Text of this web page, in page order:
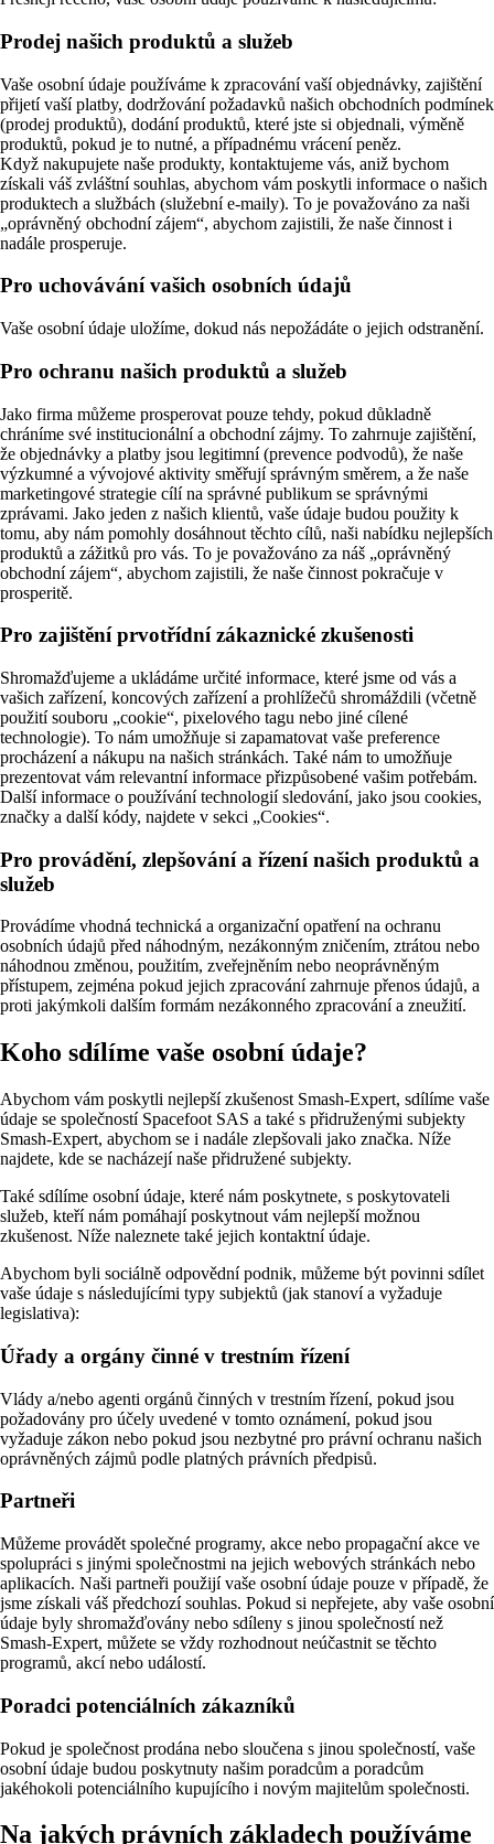
Prodej našich produktů a služeb
Vaše osobní údaje používáme k zpracování vaší objednávky, zajištění
přijetí vaší platby, dodržování požadavků našich obchodních podmínek
(prodej produktů), dodání produktů, které jste si objednali, výměně
produktů, pokud je to nutné, a případnému vrácení peněz.
Když nakupujete naše produkty, kontaktujeme vás, aniž bychom
získali váš zvláštní souhlas, abychom vám poskytli informace o našich
produktech a službách (služební e-maily). To je považováno za naši
„oprávněný obchodní zájem“, abychom zajistili, že naše činnost i
nadále prosperuje.
Pro uchovávání vašich osobních údajů
Vaše osobní údaje uložíme, dokud nás nepožádáte o jejich odstranění.
Pro ochranu našich produktů a služeb
Jako firma můžeme prosperovat pouze tehdy, pokud důkladně
chráníme své institucionální a obchodní zájmy. To zahrnuje zajištění,
že objednávky a platby jsou legitimní (prevence podvodů), že naše
výzkumné a vývojové aktivity směřují správným směrem, a že naše
marketingové strategie cílí na správné publikum se správnými
zprávami. Jako jeden z našich klientů, vaše údaje budou použity k
tomu, aby nám pomohly dosáhnout těchto cílů, naši nabídku nejlepších
produktů a zážitků pro vás. To je považováno za náš „oprávněný
obchodní zájem“, abychom zajistili, že naše činnost pokračuje v
prosperitě.
Pro zajištění prvotřídní zákaznické zkušenosti
Shromažďujeme a ukládáme určité informace, které jsme od vás a
vašich zařízení, koncových zařízení a prohlížečů shromáždili (včetně
použití souboru „cookie“, pixelového tagu nebo jiné cílené
technologie). To nám umožňuje si zapamatovat vaše preference
procházení a nákupu na našich stránkách. Také nám to umožňuje
prezentovat vám relevantní informace přizpůsobené vašim potřebám.
Další informace o používání technologií sledování, jako jsou cookies,
značky a další kódy, najdete v sekci „Cookies“.
Pro provádění, zlepšování a řízení našich produktů a
služeb
Provádíme vhodná technická a organizační opatření na ochranu
osobních údajů před náhodným, nezákonným zničením, ztrátou nebo
náhodnou změnou, použitím, zveřejněním nebo neoprávněným
přístupem, zejména pokud jejich zpracování zahrnuje přenos údajů, a
proti jakýmkoli dalším formám nezákonného zpracování a zneužití.
Koho sdílíme vaše osobní údaje?
Abychom vám poskytli nejlepší zkušenost Smash-Expert, sdílíme vaše
údaje se společností Spacefoot SAS a také s přidruženými subjekty
Smash-Expert, abychom se i nadále zlepšovali jako značka. Níže
najdete, kde se nacházejí naše přidružené subjekty.
Také sdílíme osobní údaje, které nám poskytnete, s poskytovateli
služeb, kteří nám pomáhají poskytnout vám nejlepší možnou
zkušenost. Níže naleznete také jejich kontaktní údaje.
Abychom byli sociálně odpovědní podnik, můžeme být povinni sdílet
vaše údaje s následujícími typy subjektů (jak stanoví a vyžaduje
legislativa):
Úřady a orgány činné v trestním řízení
Vlády a/nebo agenti orgánů činných v trestním řízení, pokud jsou
požadovány pro účely uvedené v tomto oznámení, pokud jsou
vyžaduje zákon nebo pokud jsou nezbytné pro právní ochranu našich
oprávněných zájmů podle platných právních předpisů.
Partneři
Můžeme provádět společné programy, akce nebo propagační akce ve
spolupráci s jinými společnostmi na jejich webových stránkách nebo
aplikacích. Naši partneři použijí vaše osobní údaje pouze v případě, že
jsme získali váš předchozí souhlas. Pokud si nepřejete, aby vaše osobní
údaje byly shromažďovány nebo sdíleny s jinou společností než
Smash-Expert, můžete se vždy rozhodnout neúčastnit se těchto
programů, akcí nebo událostí.
Poradci potenciálních zákazníků
Pokud je společnost prodána nebo sloučena s jinou společností, vaše
osobní údaje budou poskytnuty našim poradcům a poradcům
jakéhokoli potenciálního kupujícího i novým majitelům společnosti.
Na jakých právních základech používáme